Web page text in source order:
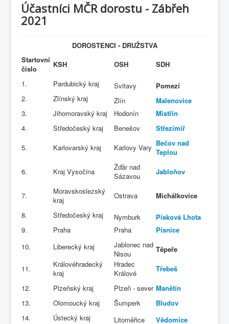
Účastníci MČR dorostu - Zábřeh
2021
DOROSTENCI - DRUŽSTVA
Startovní
číslo
KSH OSH
SDH
1.
Pardubický kraj Svitavy
Pomezí
2.
Zlínský kraj Zlín
Malenovice
3.
Jihomoravský kraj Hodonín
Mistřín
4.
Středočeský kraj Benešov
Střezimíř
5.
Karlovarský kraj Karlovy Vary Bečov nad
Teplou
6.
Kraj Vysočina
Žďár nad
Sázavou
Jabloňov
7.
Moravskoslezský
kraj
Ostrava
Michálkovice
8.
Středočeský kraj Nymburk
Písková Lhota
9.
Praha Praha
Písnice
10.
Liberecký kraj
Jablonec nad
Nisou
Těpeře
11.
Královéhradecký
kraj
Hradec
Králové
Třebeš
12.
Plzeňský kraj Plzeň - sever Manětín
13.
Olomoucký kraj Šumperk
Bludov
14.
Ústecký kraj Litoměřice Vědomice